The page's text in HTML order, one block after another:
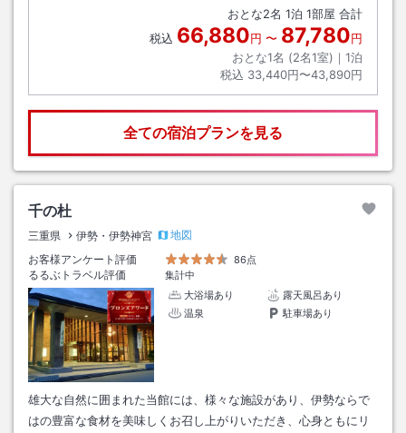
おとな2名 1泊 1部屋 合計
税込 66,880円 〜 87,780円
おとな1名 (2名1室)｜ 1泊
税込 33,440円〜43,890円
全ての宿泊プランを見る
千の杜
三重県 伊勢・伊勢神宮
地図
お客様アンケート評価
86点
るるぶトラベル評価
集計中
大浴場あり
露天風呂あり
温泉
駐車場あり
雄大な自然に囲まれた当館には、様々な施設があり、伊勢ならで
はの豊富な食材を美味しくお召し上がりいただき、心身ともにリ